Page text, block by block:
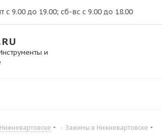
с 9.00 до 19.00; сб-вс с 9.00 до 18.00
и
- Зажимы в Нижневартовске